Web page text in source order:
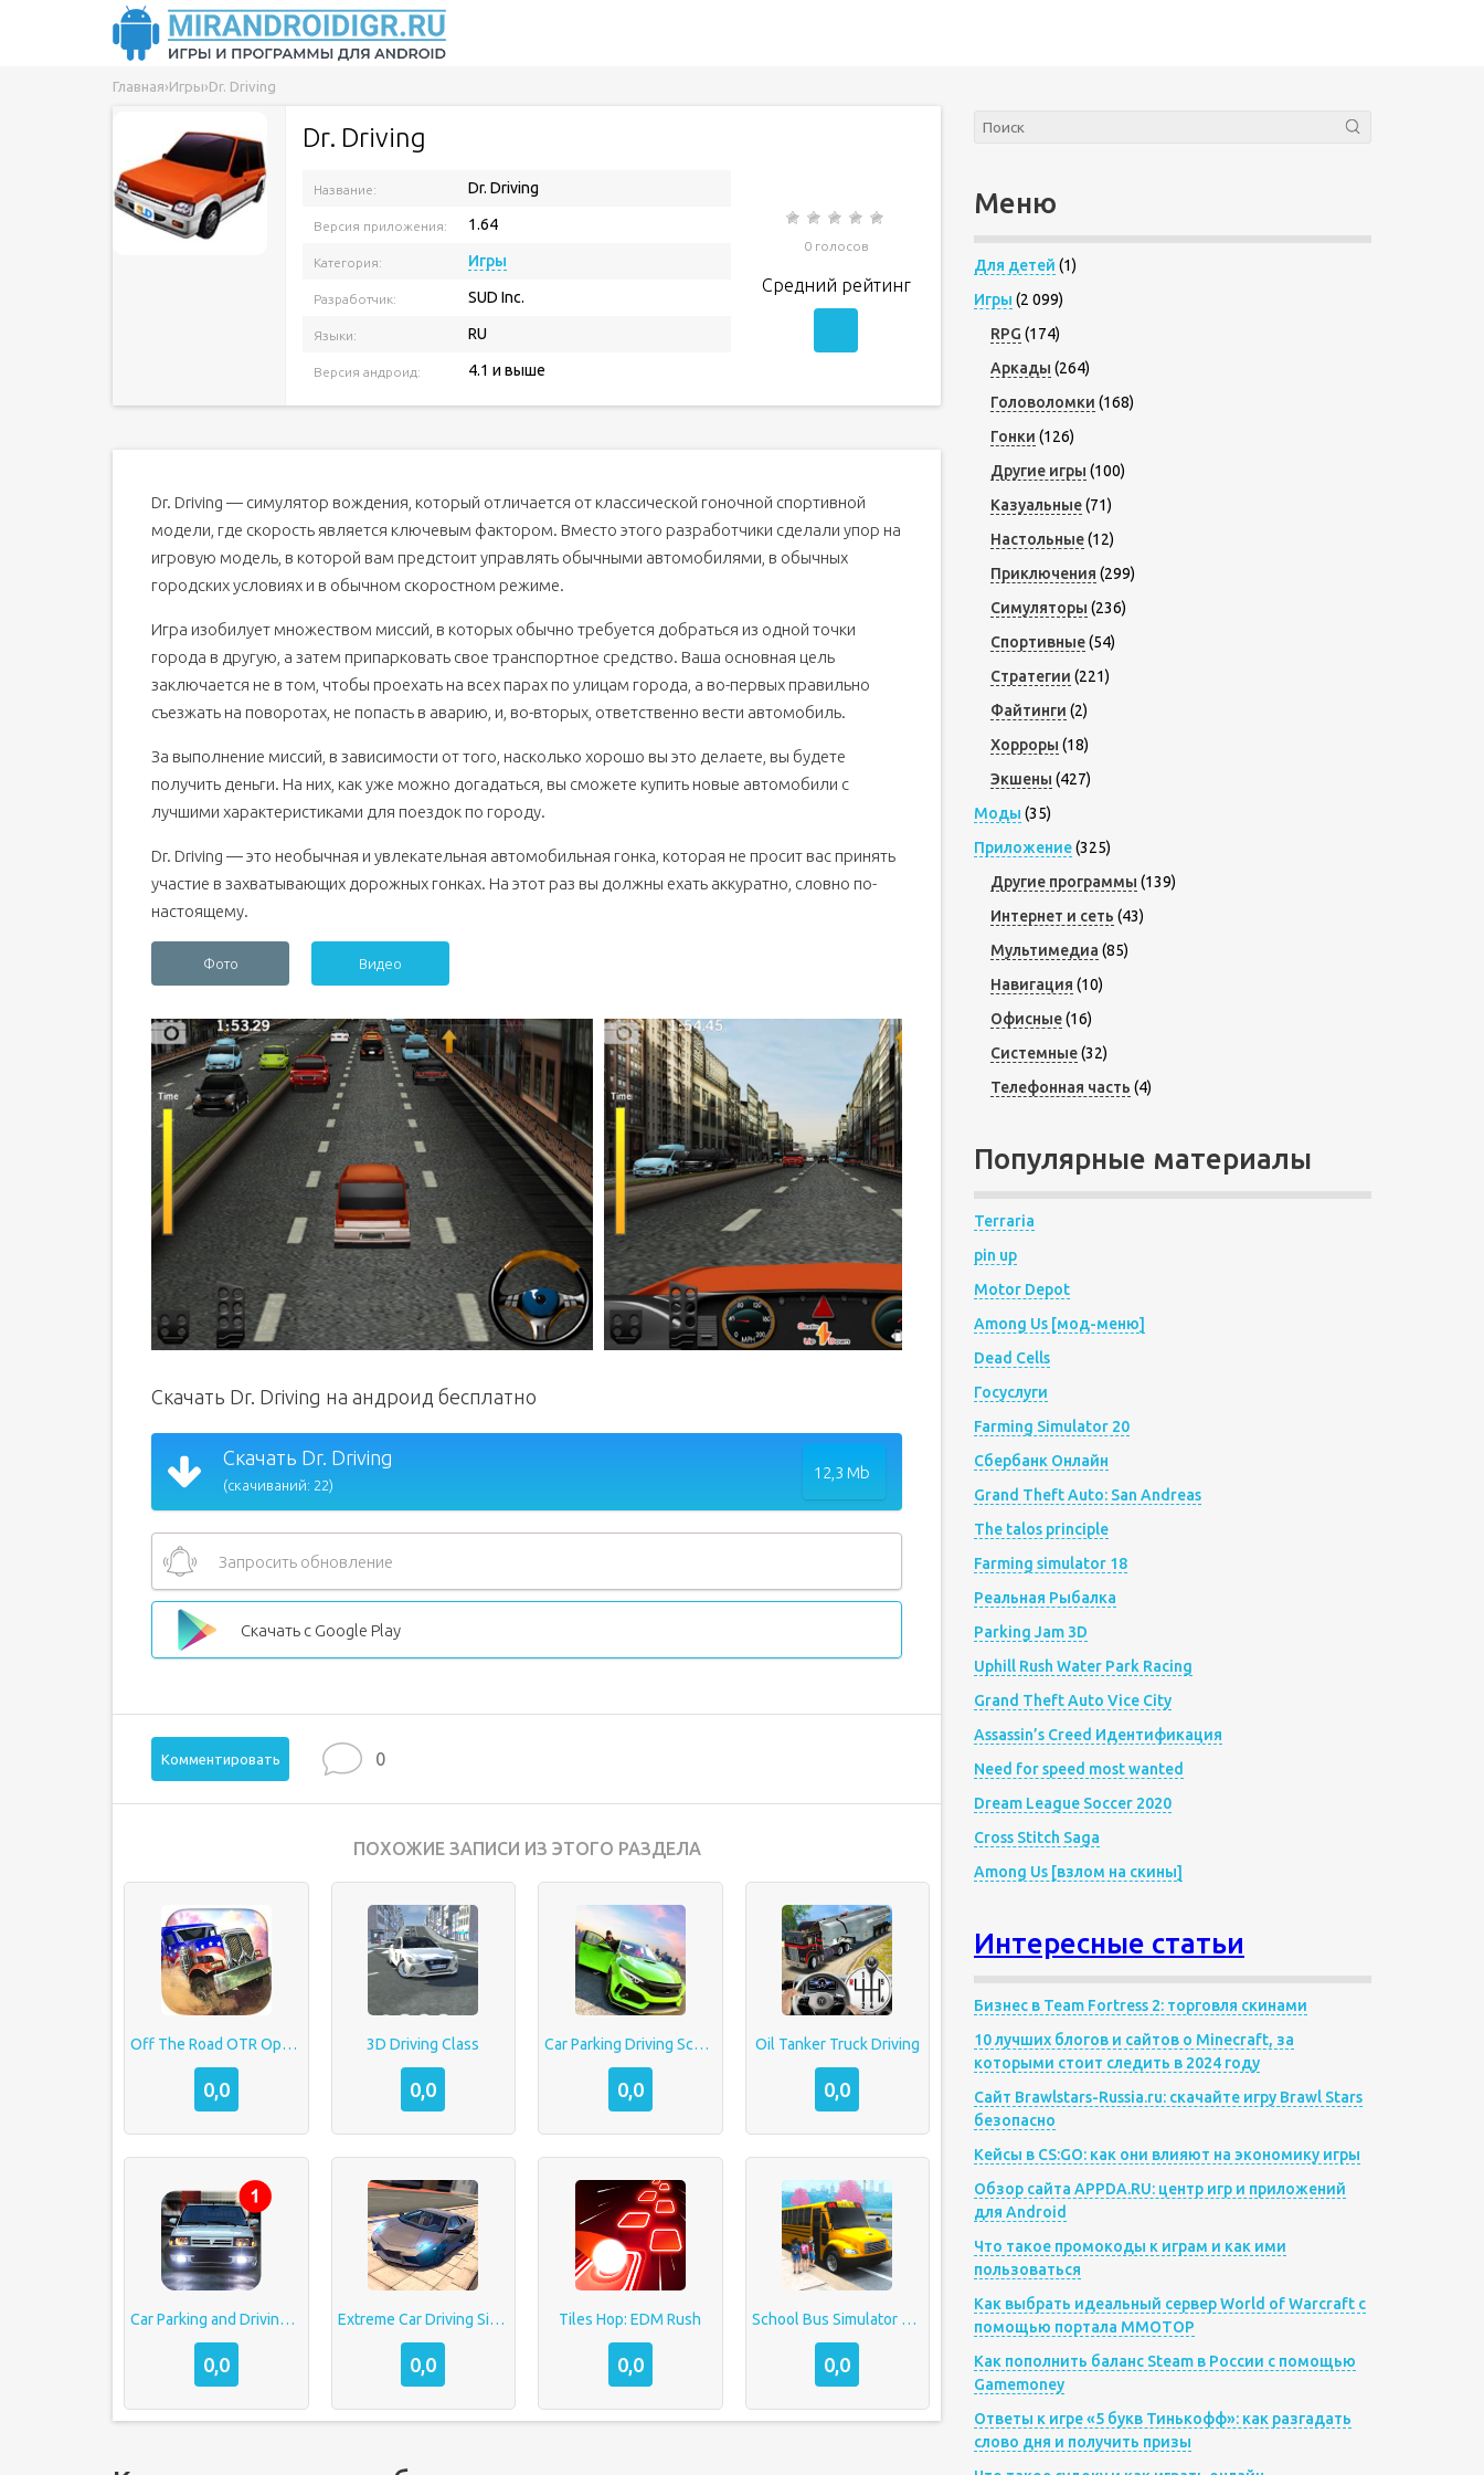
Главная›Игры›Dr. Driving
Dr. Driving
Название: Dr. Driving
Версия приложения: 1.64
Категория: Игры
Разработчик: SUD Inc.
Языки: RU
Версия андроид: 4.1 и выше
0 голосов
Средний рейтинг
Dr. Driving — симулятор вождения, который отличается от классической гоночной спортивной
модели, где скорость является ключевым фактором. Вместо этого разработчики сделали упор на
игровую модель, в которой вам предстоит управлять обычными автомобилями, в обычных
городских условиях и в обычном скоростном режиме.
Игра изобилует множеством миссий, в которых обычно требуется добраться из одной точки
города в другую, а затем припарковать свое транспортное средство. Ваша основная цель
заключается не в том, чтобы проехать на всех парах по улицам города, а во-первых правильно
съезжать на поворотах, не попасть в аварию, и, во-вторых, ответственно вести автомобиль.
За выполнение миссий, в зависимости от того, насколько хорошо вы это делаете, вы будете
получить деньги. На них, как уже можно догадаться, вы сможете купить новые автомобили с
лучшими характеристиками для поездок по городу.
Dr. Driving — это необычная и увлекательная автомобильная гонка, которая не просит вас принять
участие в захватывающих дорожных гонках. На этот раз вы должны ехать аккуратно, словно по-
настоящему.
Фото Видео
Скачать Dr. Driving на андроид бесплатно
Скачать Dr. Driving
(скачиваний: 22)
12,3 Mb
Запросить обновление
Скачать с Google Play
Комментировать 0
ПОХОЖИЕ ЗАПИСИ ИЗ ЭТОГО РАЗДЕЛА
Off The Road OTR Open World Driving
0,0
3D Driving Class
0,0
Car Parking Driving School
0,0
Oil Tanker Truck Driving
0,0
Car Parking and Driving Simulator
0,0
Extreme Car Driving Simulator
0,0
Tiles Hop: EDM Rush
0,0
School Bus Simulator Driving
0,0
Меню
Для детей (1)
Игры (2 099)
RPG (174)
Аркады (264)
Головоломки (168)
Гонки (126)
Другие игры (100)
Казуальные(71)
Настольные(12)
Приключения (299)
Симуляторы (236)
Спортивные(54)
Стратегии (221)
Файтинги (2)
Хорроры (18)
Экшены (427)
Моды (35)
Приложение(325)
Другие программы (139)
Интернет и сеть (43)
Мультимедиа (85)
Навигация (10)
Офисные(16)
Системные(32)
Телефонная часть (4)
Популярные материалы
Terraria
pin up
Motor Depot
Among Us [мод-меню]
Dead Cells
Госуслуги
Farming Simulator 20
Сбербанк Онлайн
Grand Theft Auto: San Andreas
The talos principle
Farming simulator 18
Реальная Рыбалка
Parking Jam 3D
Uphill Rush Water Park Racing
Grand Theft Auto Vice City
Assassin’s Creed Идентификация
Need for speed most wanted
Dream League Soccer 2020
Cross Stitch Saga
Among Us [взлом на скины]
Интересные статьи
Бизнес в Team Fortress 2: торговля скинами
10 лучших блогов и сайтов о Minecraft, за
которыми стоит следить в 2024 году
Сайт Brawlstars-Russia.ru: скачайте игру Brawl Stars
безопасно
Кейсы в CS:GO: как они влияют на экономику игры
Обзор сайта APPDA.RU: центр игр и приложений
для Android
Что такое промокоды к играм и как ими
пользоваться
Как выбрать идеальный сервер World of Warcraft с
помощью портала MMOTOP
Как пополнить баланс Steam в России с помощью
Gamemoney
Ответы к игре «5 букв Тинькофф»: как разгадать
слово дня и получить призы